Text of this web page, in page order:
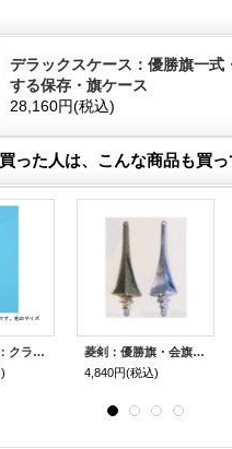
デラックスケース：優勝旗一式
する保存・旗ケース
28,160円(税込)
った人は、こんな商品も買
アルミポール：クラブ旗・応援旗に使われる旗棒・伸縮アルミポール
菱剣：優勝旗・会旗・刺繍旗・校旗に使用する旗頭
4,840円(税込)